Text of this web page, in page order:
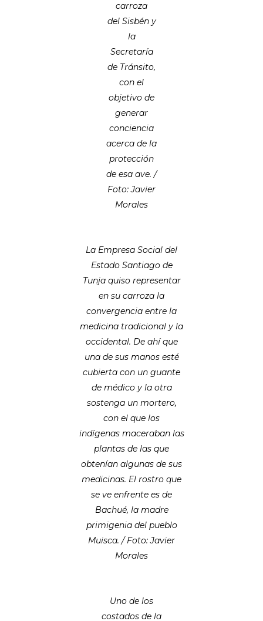
carroza
del Sisbén y
la
Secretaría
de Tránsito,
con el
objetivo de
generar
conciencia
acerca de la
protección
de esa ave. /
Foto: Javier
Morales
La Empresa Social del
Estado Santiago de
Tunja quiso representar
en su carroza la
convergencia entre la
medicina tradicional y la
occidental. De ahí que
una de sus manos esté
cubierta con un guante
de médico y la otra
sostenga un mortero,
con el que los
indígenas maceraban las
plantas de las que
obtenían algunas de sus
medicinas. El rostro que
se ve enfrente es de
Bachué, la madre
primigenia del pueblo
Muisca. / Foto: Javier
Morales
Uno de los
costados de la